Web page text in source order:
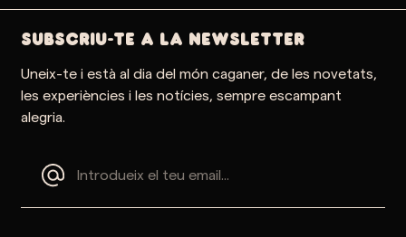
SUBSCRIU-TE A LA NEWSLETTER
Uneix-te i està al dia del món caganer, de les novetats,
les experiències i les notícies, sempre escampant
alegria.